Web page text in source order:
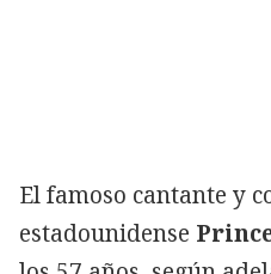
El famoso cantante y
estadounidense